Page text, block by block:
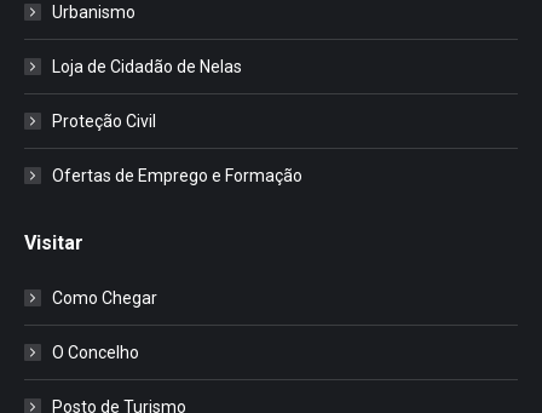
Urbanismo
Loja de Cidadão de Nelas
Proteção Civil
Ofertas de Emprego e Formação
Visitar
Como Chegar
O Concelho
Posto de Turismo